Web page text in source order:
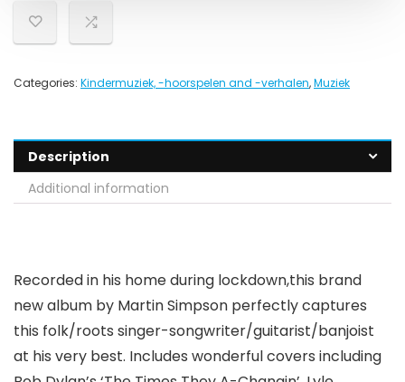
Categories: Kindermuziek, -hoorspelen and -verhalen,Muziek
Description
Additional information
Recorded in his home during lockdown,this brand
new album by Martin Simpson perfectly captures
this folk/roots singer-songwriter/guitarist/banjoist
at his very best. Includes wonderful covers including